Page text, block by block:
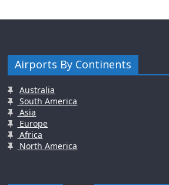
Airports By Continents
Australia
South America
Asia
Europe
Africa
North America